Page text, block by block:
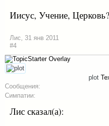
Иисус, Учение, Церковь?
Лис
31 янв 2011
#4
plot
Сообщения:
Симпатии:
Лис сказал(а):